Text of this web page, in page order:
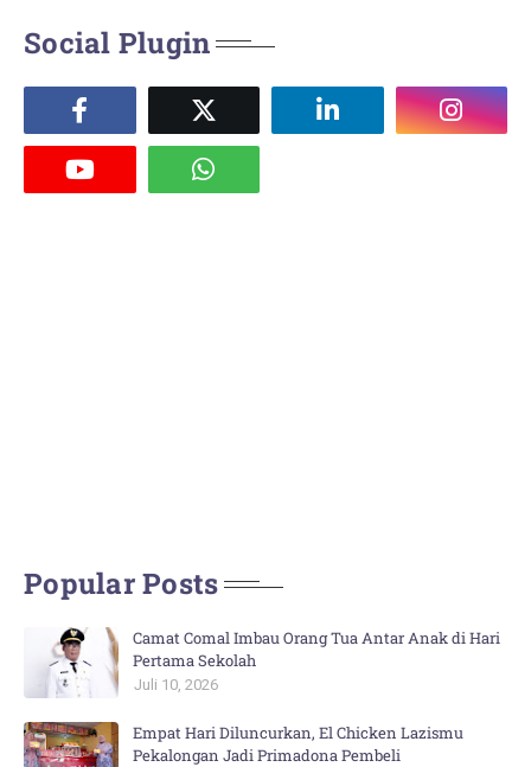
Social Plugin
Popular Posts
Camat Comal Imbau Orang Tua Antar Anak di Hari
Pertama Sekolah
Juli 10, 2026
Empat Hari Diluncurkan, El Chicken Lazismu
Pekalongan Jadi Primadona Pembeli